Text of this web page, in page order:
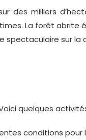
des milliers
La forêt
spectaculaire sur la
quelques
conditions pour